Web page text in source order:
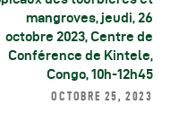
mangroves, jeudi, 26
octobre 2023, Centre de
Conférence de Kintele,
Congo, 10h-12h45
OCTOBRE 25, 2023